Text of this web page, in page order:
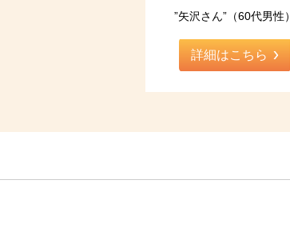
”矢沢さん”（60代男性）
詳細はこちら